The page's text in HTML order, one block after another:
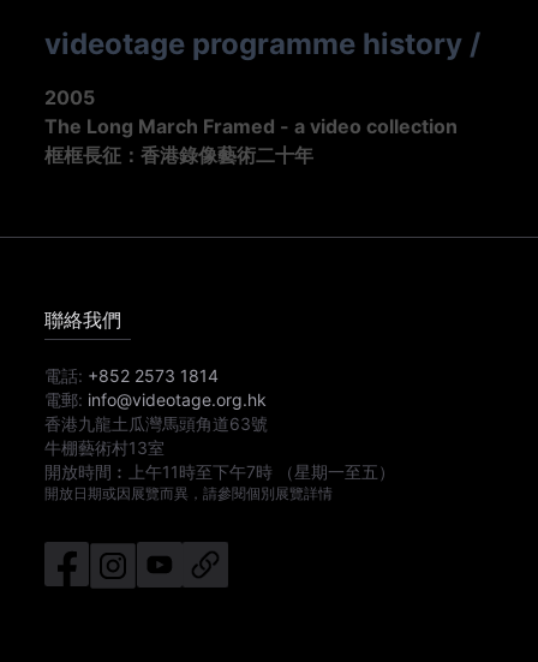
videotage programme history /
2005
The Long March Framed - a video collection
框框長征：香港錄像藝術二十年
聯絡我們
電話: +852 2573 1814
電郵: info@videotage.org.hk
香港九龍土瓜灣馬頭角道63號
牛棚藝術村13室
開放時間︰
上午11時至下午7時 （星期一至五）
開放日期或因展覽而異，請參閱個別展覽詳情